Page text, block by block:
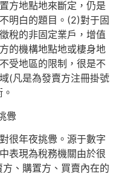
方地點地來斷定，仍是
明白的題目。(2)對于固
稅的非固定業戶，增值
的機構地點地或棲身地
受地區的限制，很是不
(凡是為發賣方注冊掛號
釁
很年夜挑釁。源于數字
表現為稅務機關由於很
、購置方、買賣內在的